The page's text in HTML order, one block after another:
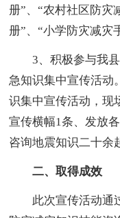
册”、“农村社区防灾
册”、“小学防灾减灾
3、积极参与我县
急知识集中宣传活动
识集中宣传活动，现
宣传横幅1条、发放
咨询地震知识二十余
二、取得成效
此次宣传活动通过